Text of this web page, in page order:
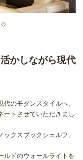
かしながら現代
のモダンスタイルへ。
ートさせていただきまし
クスブックシェルフ、
ルドのウォールライトを